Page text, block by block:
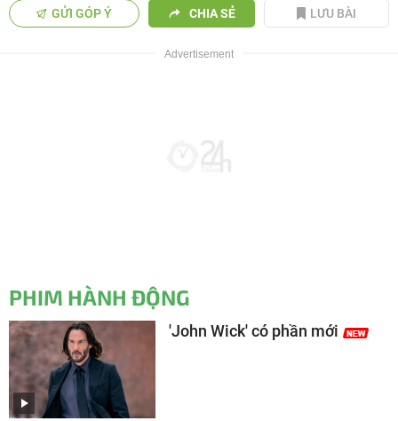
GỬI GÓP Ý CHIA SẺ LƯU BÀI
PHIM HÀNH ĐỘNG
'John Wick' có phần mới